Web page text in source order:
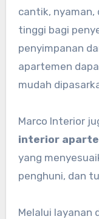
cantik, nyaman,
tinggi bagi
penyimpanan
apartemen
mudah
Marco Interior
interior
yang
penghuni, dan
Melalui layanan